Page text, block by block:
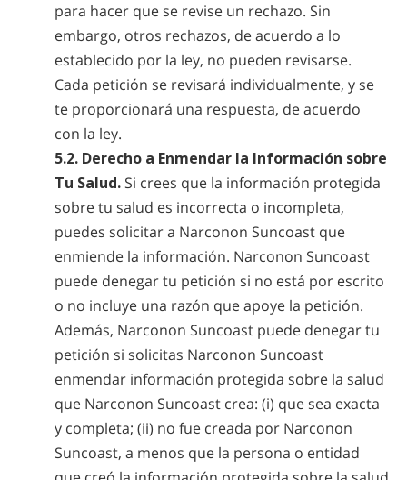
para hacer que se revise un rechazo. Sin
embargo, otros rechazos, de acuerdo a lo
establecido por la ley, no pueden revisarse.
Cada petición se revisará individualmente, y se
te proporcionará una respuesta, de acuerdo
con la ley.
5.2. Derecho a Enmendar la Información sobre
Tu Salud. Si crees que la información protegida
sobre tu salud es incorrecta o incompleta,
puedes solicitar a Narconon Suncoast que
enmiende la información. Narconon Suncoast
puede denegar tu petición si no está por escrito
o no incluye una razón que apoye la petición.
Además, Narconon Suncoast puede denegar tu
petición si solicitas Narconon Suncoast
enmendar información protegida sobre la salud
que Narconon Suncoast crea: (i) que sea exacta
y completa; (ii) no fue creada por Narconon
Suncoast, a menos que la persona o entidad